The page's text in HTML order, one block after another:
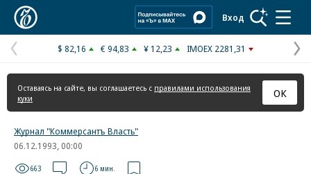
Вход
Предыдущая
страница
$ 82,16 € 94,83 ¥ 12,23 IMOEX 2281,31
Оставаясь на сайте, вы соглашаетесь с правилами использования
куки
ОК
Журнал "Коммерсантъ Власть"
06.12.1993, 00:00
663 6 мин.